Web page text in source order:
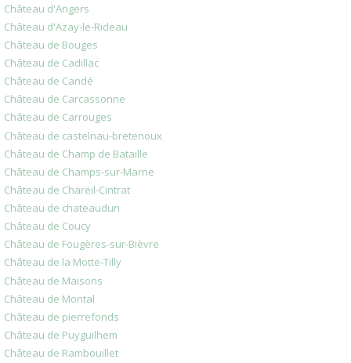
Château d'Angers
Château d'Azay-le-Rideau
Château de Bouges
Château de Cadillac
Château de Candé
Château de Carcassonne
Château de Carrouges
Château de castelnau-bretenoux
Château de Champ de Bataille
Château de Champs-sur-Marne
Château de Chareil-Cintrat
Château de chateaudun
Château de Coucy
Château de Fougères-sur-Bièvre
Château de la Motte-Tilly
Château de Maisons
Château de Montal
Château de pierrefonds
Château de Puyguilhem
Château de Rambouillet